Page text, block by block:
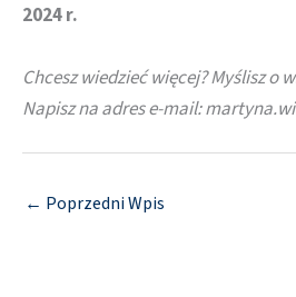
2024 r.
Chcesz wiedzieć więcej? Myślisz o
Napisz na adres e-mail:
← Poprzedni Wpis